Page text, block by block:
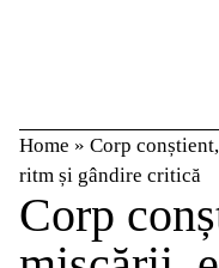
Home » Corp
ritm și gândire critică
Corp